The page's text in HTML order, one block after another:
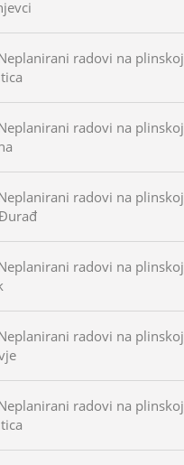
radovi na plinskoj
radovi na plinskoj
radovi na plinskoj
radovi na plinskoj
radovi na plinskoj
radovi na plinskoj